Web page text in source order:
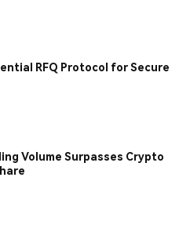
RFQ Protocol for Secure
Volume Surpasses Crypto